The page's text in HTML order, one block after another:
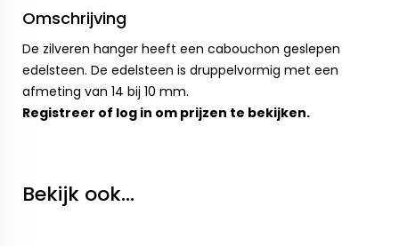
Omschrijving
De zilveren hanger heeft een cabouchon geslepen
edelsteen. De edelsteen is druppelvormig met een
afmeting van 14 bij 10 mm.
Registreer of log in om prijzen te bekijken.
Bekijk ook...